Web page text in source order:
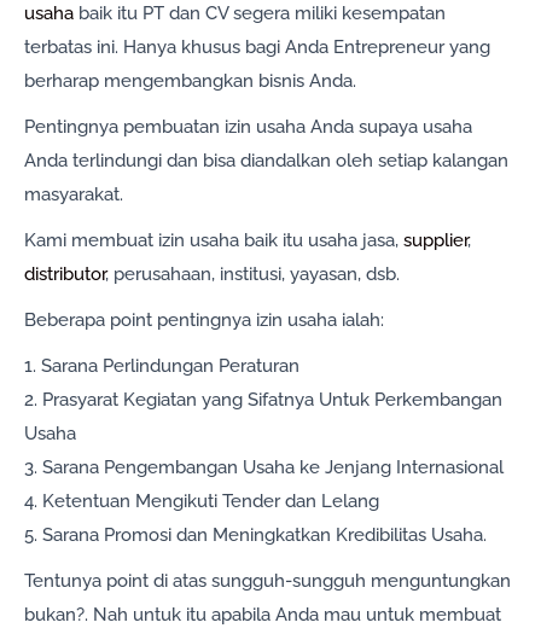
usaha baik itu PT dan CV segera miliki kesempatan
terbatas ini. Hanya khusus bagi Anda Entrepreneur yang
berharap mengembangkan bisnis Anda.
Pentingnya pembuatan izin usaha Anda supaya usaha
Anda terlindungi dan bisa diandalkan oleh setiap kalangan
masyarakat.
Kami membuat izin usaha baik itu usaha jasa, supplier,
distributor, perusahaan, institusi, yayasan, dsb.
Beberapa point pentingnya izin usaha ialah:
1. Sarana Perlindungan Peraturan
2. Prasyarat Kegiatan yang Sifatnya Untuk Perkembangan
Usaha
3. Sarana Pengembangan Usaha ke Jenjang Internasional
4. Ketentuan Mengikuti Tender dan Lelang
5. Sarana Promosi dan Meningkatkan Kredibilitas Usaha.
Tentunya point di atas sungguh-sungguh menguntungkan
bukan?. Nah untuk itu apabila Anda mau untuk membuat